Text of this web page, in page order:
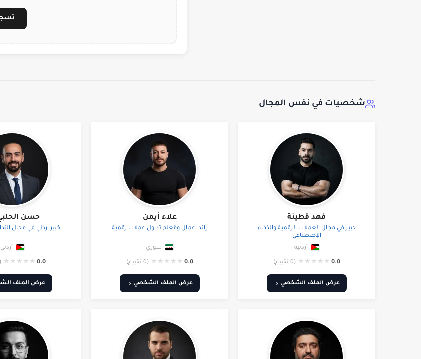
شخصيات في نفس المجال
فهد قطينة
خبير في مجال العملات الرقمية والذكاء
الإصطناعي
أردنية
0.0
★
★
★
★
★ (0 تقييم)
عرض الملف الشخصي
علاء أيمن
رائد أعمال ومُعلّم تداول عملات رقمية
سوري
0.0
★
★
★
★
★ (0 تقييم)
عرض الملف الشخصي
حسن
خبير أردني في مجال
أردني
0.0
★
★
★
★
★ (0 تقييم)
عرض الملف